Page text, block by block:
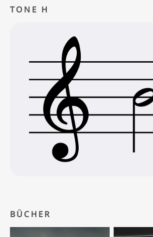
TONE H
BÜCHER